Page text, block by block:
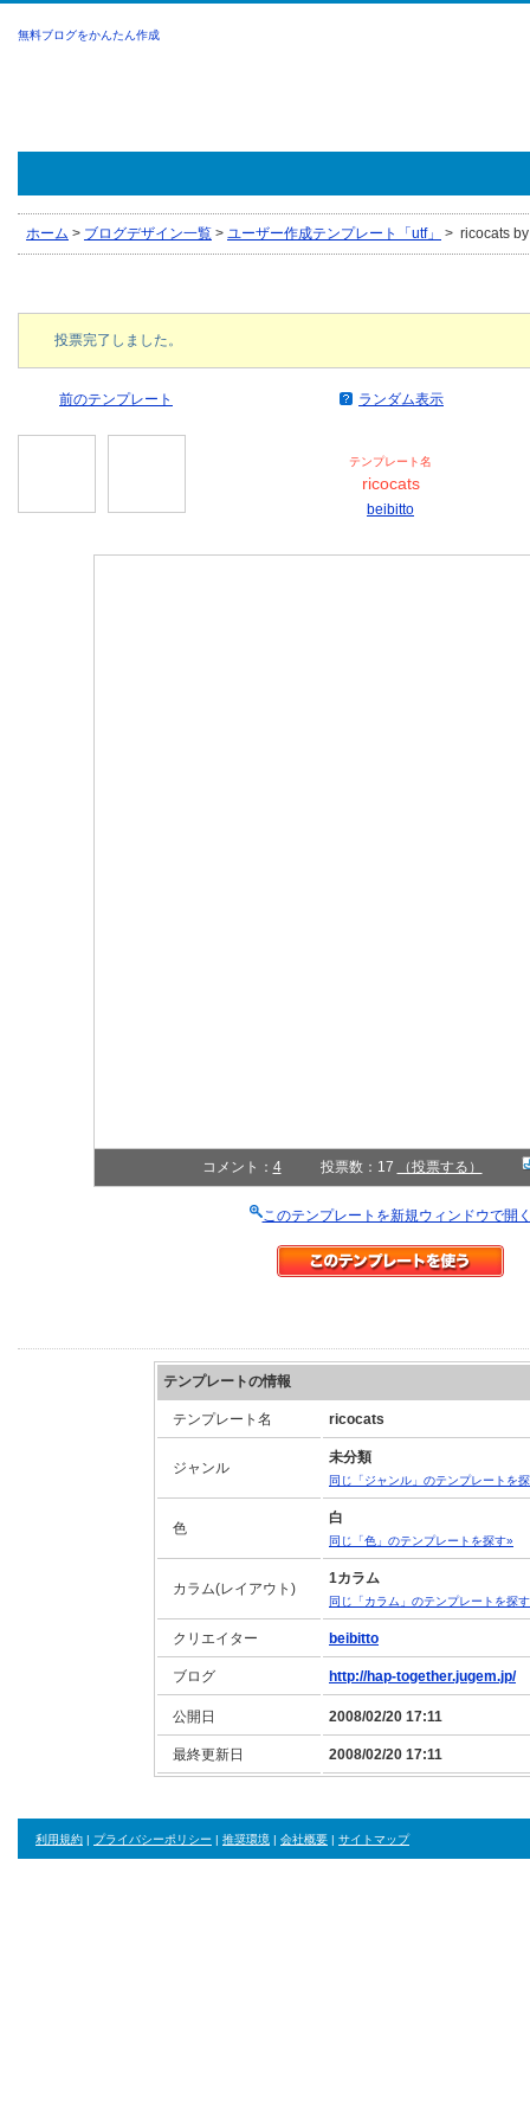
無料ブログをかんたん作成
ホーム > ブログデザイン一覧 > ユーザー作成テンプレート「utf」 > ricocats
投票完了しました。
前のテンプレート ランダム表示
テンプレート名
ricocats
beibitto
コメント： 4 投票数：17 （投票する）
このテンプレートを新規ウィンドウで開
テンプレートの情報
テンプレート名 ricocats
ジャンル
未分類
同じ「ジャンル」のテンプレートを
色
白
同じ「色」のテンプレートを探す»
カラム(レイアウト)
1カラム
同じ「カラム」のテンプレートを探
クリエイター beibitto
ブログ http://hap-together.jugem.jp/
公開日 2008/02/20 17:11
最終更新日 2008/02/20 17:11
利用規約 | プライバシーポリシー | 推奨環境 | 会社概要 | サイトマップ